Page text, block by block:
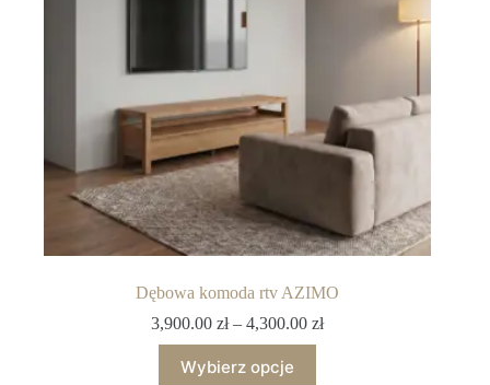
Dębowa komoda rtv AZIMO
3,900.00zł – 4,300.00zł
Wybierz opcje